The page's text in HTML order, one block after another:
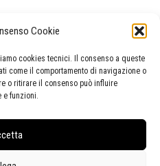
Cookie
cookies tecnici. Il consenso a queste
come il comportamento di navigazione o
o ritirare il consenso può influire
e funzioni.
(orario apertura Galleria)